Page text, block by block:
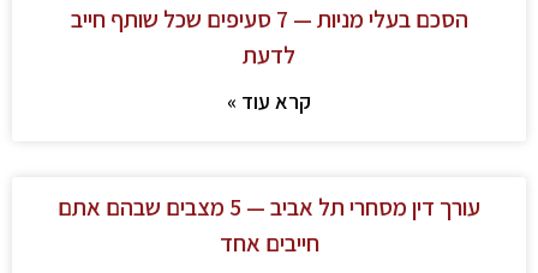
הסכם בעלי מניות — 7 סעיפים שכל שותף חייב
לדעת
קרא עוד »
עורך דין מסחרי תל אביב — 5 מצבים שבהם אתם
חייבים אחד